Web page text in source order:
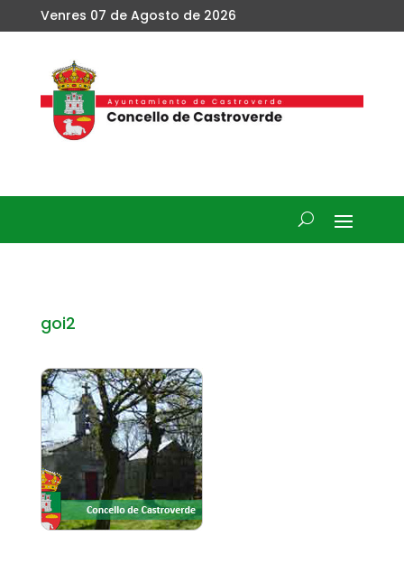
Venres 07 de Agosto de 2026
goi2